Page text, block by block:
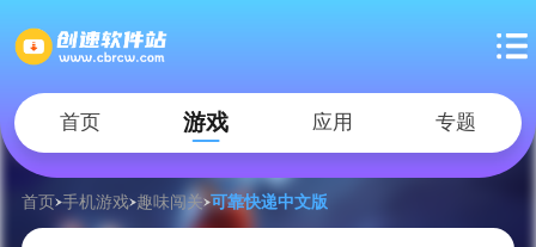
首页 游戏 应用 专题
首页 手机游戏 趣味闯关 可靠快递中文版